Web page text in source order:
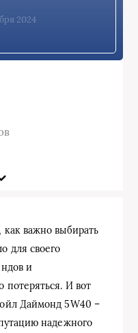
2024
важно выбирать
для своего
и
потеряться. И вот
Даймонд 5W40 –
надежного